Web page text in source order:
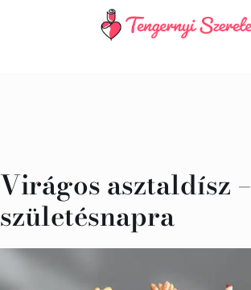
Virágos asztaldísz –
születésnapra